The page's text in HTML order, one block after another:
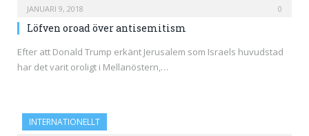
JANUARI 9, 2018 0
Löfven oroad över antisemitism
Efter att Donald Trump erkänt Jerusalem som Israels huvudstad
har det varit oroligt i Mellanöstern,…
INTERNATIONELLT